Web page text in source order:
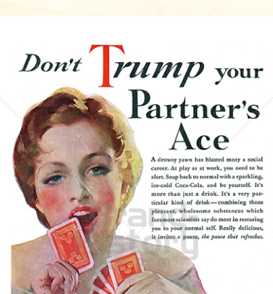
Coca-Cola Coca-Cola GmbH